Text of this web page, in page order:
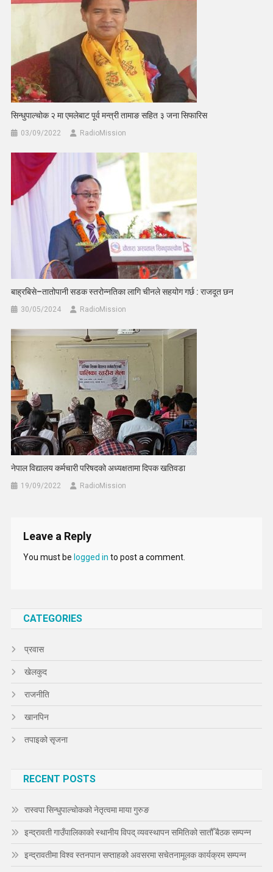
सिन्धुपाल्चोक २ मा एमलेबाट पूर्व मन्त्री तामाङ सहित ३ जना सिफारिस
03/09/2022 RadioMission
बाह्रबिसे–तातोपानी सडक स्तरोन्नतिका लागि चीनले सहयोग गर्छ : राजदूत छन
30/05/2024 RadioMission
नेपाल विद्यालय कर्मचारी परिषदको अध्यक्षतामा दिपक खतिवडा
19/09/2022 RadioMission
Leave a Reply
You must be logged in to post a comment.
CATEGORIES
प्रवास
खेलकुद
राजनीति
खानपिन
तपाइको सृजना
RECENT POSTS
रास्वपा सिन्धुपाल्चोकको नेतृत्वमा माया गुरुङ
इन्द्रावती गाउँपालिकाको स्थानीय विपद् व्यवस्थापन समितिको सातौँ बैठक सम्पन्न
इन्द्रावतीमा विश्व स्तनपान सप्ताहको अवसरमा सचेतनामूलक कार्यक्रम सम्पन्न